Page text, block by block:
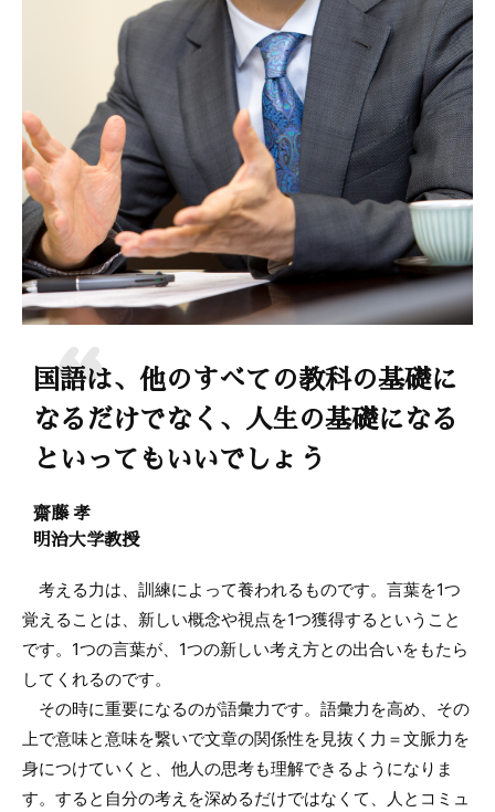
国語は、他のすべての教科の基礎に
なるだけでなく、人生の基礎になる
といってもいいでしょう
齋藤 孝
明治大学教授
考える力は、訓練によって養われるものです。言葉を1つ
覚えることは、新しい概念や視点を1つ獲得するということ
です。1つの言葉が、1つの新しい考え方との出合いをもたら
してくれるのです。
その時に重要になるのが語彙力です。語彙力を高め、その
上で意味と意味を繋いで文章の関係性を見抜く力＝文脈力を
身につけていくと、他人の思考も理解できるようになりま
す。すると自分の考えを深めるだけではなくて、人とコミュ